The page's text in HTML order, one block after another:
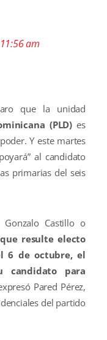
am
que la unidad
(PLD) es
Y este martes
al candidato
primarias del seis
Castillo o
resulte electo
6 de octubre, el
candidato para
Pared Pérez,
del partido